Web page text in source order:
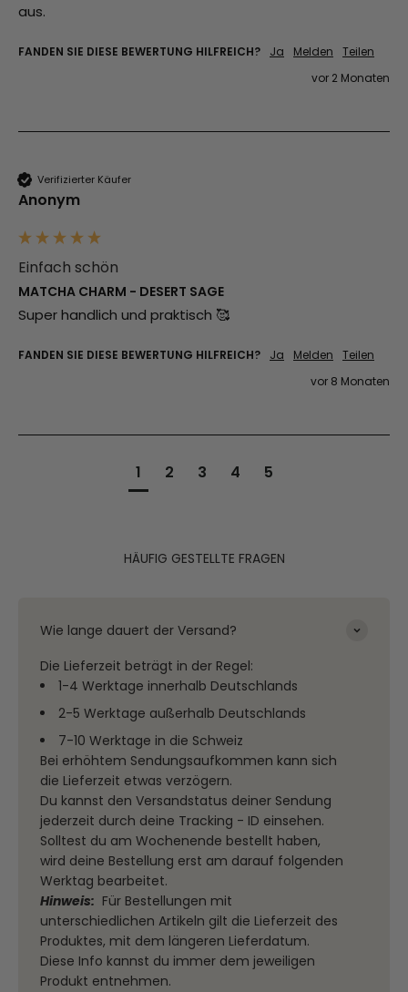
aus.
FANDEN SIE DIESE BEWERTUNG HILFREICH? Ja Melden
Teilen
vor 2 Monaten
Verifizierter Käufer
Anonym
Einfach schön
MATCHA CHARM - DESERT SAGE
Super handlich und praktisch 🥰
FANDEN SIE DIESE BEWERTUNG HILFREICH? Ja Melden
Teilen
vor 8 Monaten
1 2 3 4 5
HÄUFIG GESTELLTE FRAGEN
Wie lange dauert der Versand?
Die Lieferzeit beträgt in der Regel:
1-4 Werktage innerhalb Deutschlands
2-5 Werktage außerhalb Deutschlands
7-10 Werktage in die Schweiz
Bei erhöhtem Sendungsaufkommen kann sich
die Lieferzeit etwas verzögern.
Du kannst den Versandstatus deiner Sendung
jederzeit durch deine Tracking - ID einsehen.
Solltest du am Wochenende bestellt haben,
wird deine Bestellung erst am darauf folgenden
Werktag bearbeitet.
Hinweis: Für Bestellungen mit
unterschiedlichen Artikeln gilt die Lieferzeit des
Produktes, mit dem längeren Lieferdatum.
Diese Info kannst du immer dem jeweiligen
Produkt entnehmen.